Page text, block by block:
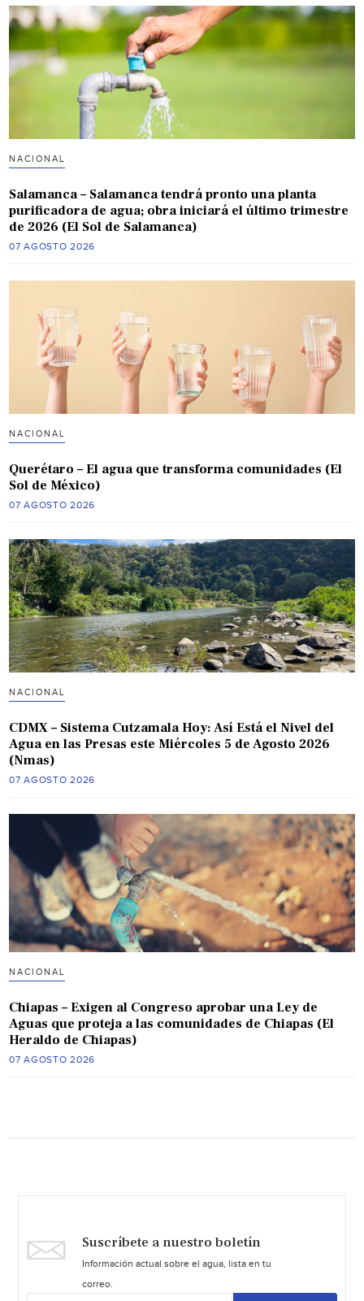
NACIONAL
Salamanca – Salamanca tendrá pronto una planta
purificadora de agua; obra iniciará el último trimestre
de 2026 (El Sol de Salamanca)
07 AGOSTO 2026
NACIONAL
Querétaro – El agua que transforma comunidades (El
Sol de México)
07 AGOSTO 2026
NACIONAL
CDMX – Sistema Cutzamala Hoy: Así Está el Nivel del
Agua en las Presas este Miércoles 5 de Agosto 2026
(Nmas)
07 AGOSTO 2026
NACIONAL
Chiapas – Exigen al Congreso aprobar una Ley de
Aguas que proteja a las comunidades de Chiapas (El
Heraldo de Chiapas)
07 AGOSTO 2026
Suscríbete a nuestro boletín
Información actual sobre el agua, lista en tu
correo.